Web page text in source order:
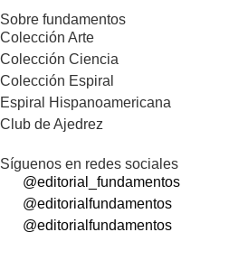
Sobre fundamentos
Colección Arte
Colección Ciencia
Colección Espiral
Espiral Hispanoamericana
Club de Ajedrez
Síguenos en redes sociales
@editorial_fundamentos
@editorialfundamentos
@editorialfundamentos